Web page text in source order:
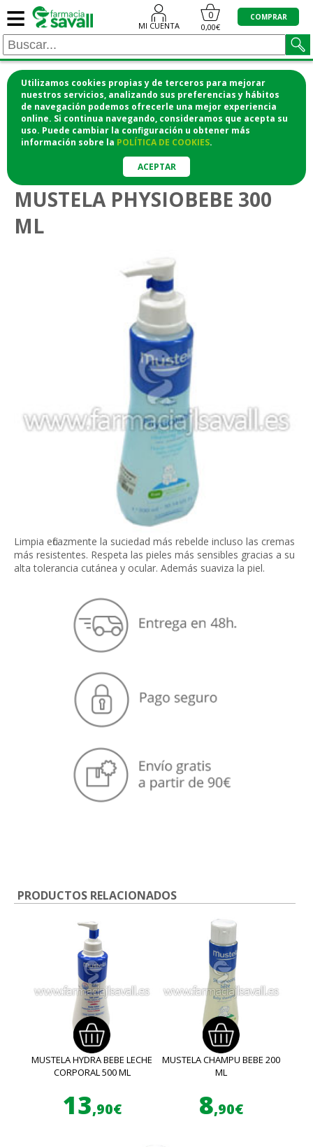
Utilizamos cookies propias y de terceros para mejorar
nuestros servicios, analizando sus preferencias y hábitos
de navegación podemos ofrecerle una mejor experiencia
online. Si continua navegando, consideramos que acepta su
uso. Puede cambiar la configuración u obtener más
información sobre la POLÍTICA DE COOKIES.
ACEPTAR
≡ MI CUENTA
0
0,00€
COMPRAR
¡COMPRA CÓMODAMENTE DESDE CASA Y RECOGE
EN LA FARMACIA!
o si lo prefieres te lo mandamos a casa
Higiene y cuidado del bebé > Cuidado corporal del bebé
MUSTELA PHYSIOBEBE 300
ML
Limpia eficazmente la suciedad más rebelde incluso las cremas
más resistentes. Respeta las pieles más sensibles gracias a su
alta tolerancia cutánea y ocular. Además suaviza la piel.
PRODUCTOS RELACIONADOS
MUSTELA HYDRA BEBE LECHE
CORPORAL 500 ML
13,90€
MUSTELA CHAMPU BEBE 200
ML
8,90€